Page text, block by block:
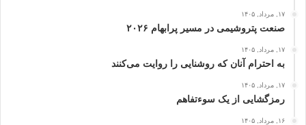
۱۷, مرداد, ۱۴۰۵
صنعت پتروشیمی در مسیر پرابهام ۲۰۲۶
۱۷, مرداد, ۱۴۰۵
به احترام آنان که روشنایی را روایت می‌کنند
۱۷, مرداد, ۱۴۰۵
رمزگشایی از یک سوءتفاهم
۱۶, مرداد, ۱۴۰۵